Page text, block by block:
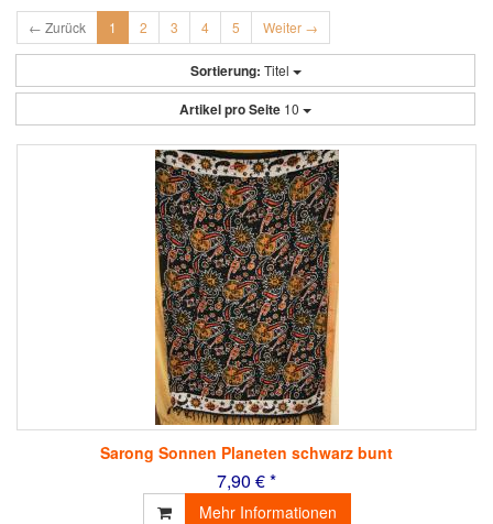
← Zurück 1 2 3 4 5 Weiter →
Sortierung: Titel
Artikel pro Seite 10
Sarong Sonnen Planeten schwarz bunt
7,90 € *
Mehr Informationen